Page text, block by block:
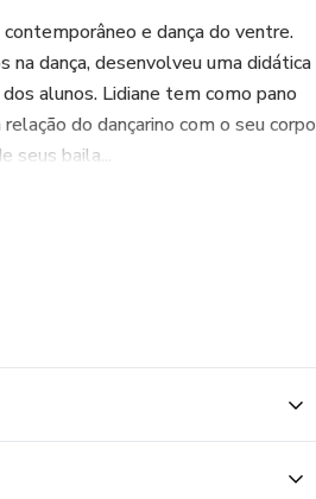
e dança do ventre.
dança, desenvolveu uma didática
alunos. Lidiane tem como pano
do dançarino com o seu corpo
baila...